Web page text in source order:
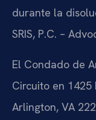
durante la
SRIS, P.C. –
El Condado de
Circuito en 1425
Arlington, VA